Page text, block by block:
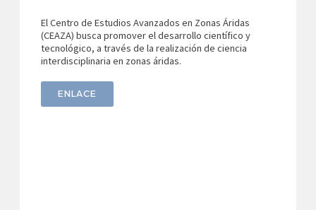
El Centro de Estudios Avanzados en Zonas Áridas
(CEAZA) busca promover el desarrollo científico y
tecnológico, a través de la realización de ciencia
interdisciplinaria en zonas áridas.
ENLACE